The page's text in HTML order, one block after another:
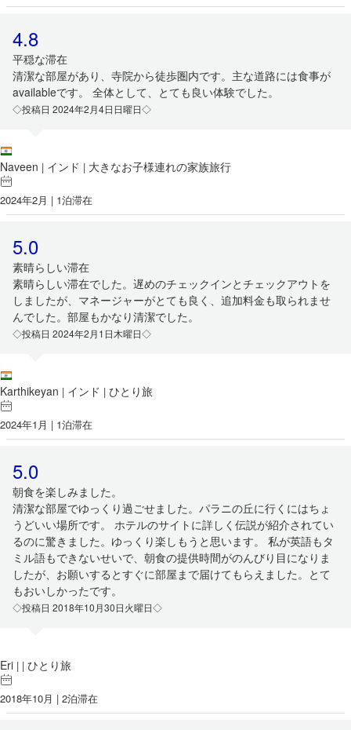
4.8
平穏な滞在
清潔な部屋があり、寺院から徒歩圏内です。主な道路には食事が
availableです。 全体として、とても良い体験でした。
◇投稿日 2024年2月4日日曜日◇
Naveen | インド | 大きなお子様連れの家族旅行
2024年2月 | 1泊滞在
5.0
素晴らしい滞在
素晴らしい滞在でした。遅めのチェックインとチェックアウトを
しましたが、マネージャーがとても良く、追加料金も取られませ
んでした。部屋もかなり清潔でした。
◇投稿日 2024年2月1日木曜日◇
Karthikeyan | インド | ひとり旅
2024年1月 | 1泊滞在
5.0
朝食を楽しみました。
清潔な部屋でゆっくり過ごせました。パラニの丘に行くにはちょ
うどいい場所です。 ホテルのサイトに詳しく伝説が紹介されてい
るのに驚きました。ゆっくり楽しもうと思います。 私が英語もタ
ミル語もできないせいで、朝食の提供時間がのんびり目になりま
したが、お願いするとすぐに部屋まで届けてもらえました。とて
もおいしかったです。
◇投稿日 2018年10月30日火曜日◇
Eri | | ひとり旅
2018年10月 | 2泊滞在